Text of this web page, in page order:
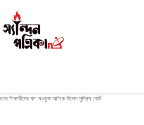
শিক্ষার্থীদের ঋণ মওকুফ আটকে দিলেন সুপ্রিম কোর্ট